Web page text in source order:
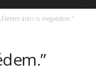
„Életem árán is megvédem.”